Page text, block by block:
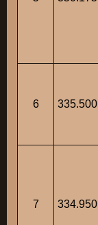
6 335.500
7 334.950